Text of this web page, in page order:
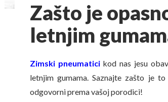
Zašto je
letnjim
Zimski pneumatici kod nas jesu
letnjim gumama. Saznajte zašto je
odgovorni prema vašoj porodici!